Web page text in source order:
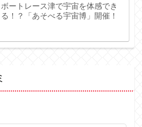
ボートレース津で宇宙を体感でき
る！？「あそべる宇宙博」開催！